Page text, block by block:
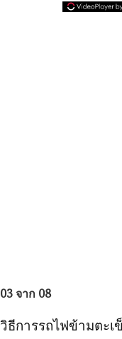
03 จาก 08
วิธีการรถไฟข้ามตะเ